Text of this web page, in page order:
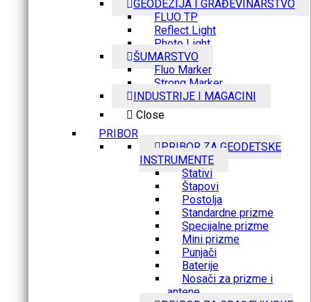
GEODEZIJA I GRAĐEVINARSTVO
FLUO TP
Reflect Light
Photo Light
ŠUMARSTVO
Fluo Marker
Strong Marker
INDUSTRIJE I MAGACINI
Close
PRIBOR
PRIBOR ZA GEODETSKE
INSTRUMENTE
Stativi
Štapovi
Postolja
Standardne prizme
Specijalne prizme
Mini prizme
Punjači
Baterije
Nosači za prizme i
antene